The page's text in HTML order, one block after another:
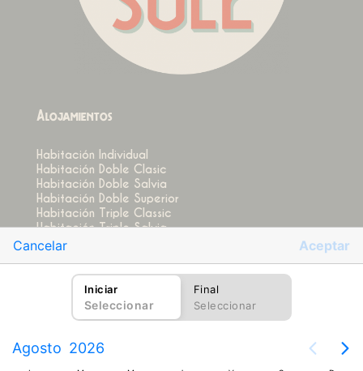
Alojamientos
Habitación Individual
Habitación Doble Clasic
Habitación Doble Salvia
Habitación Doble Superior
Habitación Triple Classic
Habitación Triple Salvia
Reservas
Disponibilidad
Contacta
hola@cansole.es
Iniciar
Seleccionar
Final
Seleccionar
Agosto 2026
Cancelar Aceptar